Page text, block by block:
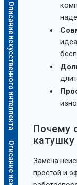
Описание искусственного интеллекта
Почему
катушку
Замена
простой и